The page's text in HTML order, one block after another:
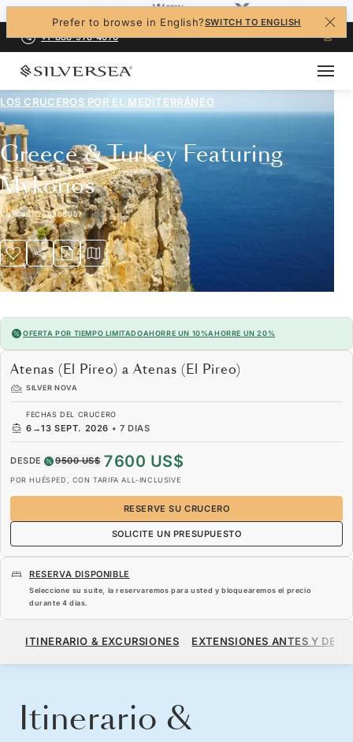
Prefer to browse in English?SWITCH TO ENGLISH
+1-888-978-4070
LOS CRUCEROS POR EL MEDITERRÁNEO
Greece & Turkey Featuring
Mykonos
Viaje#SN260906007
OFERTA POR TIEMPO LIMITADOAHORRE UN 10%AHORRE UN 20%
Atenas (El Pireo) a Atenas (El Pireo)
SILVER NOVA
FECHAS DEL CRUCERO
6 →13 SEPT. 2026 • 7 DIAS
DESDE 9500 US$ 7600 US$
POR HUÉSPED, CON TARIFA ALL-INCLUSIVE
RESERVE SU CRUCERO
SOLICITE UN PRESUPUESTO
RESERVA DISPONIBLE
Seleccione su suite, la reservaremos para usted y bloquearemos el precio
durante 4 dias.
7600 US$
ITINERARIO & EXCURSIONES EXTENSIONES ANTES Y
Itinerario &